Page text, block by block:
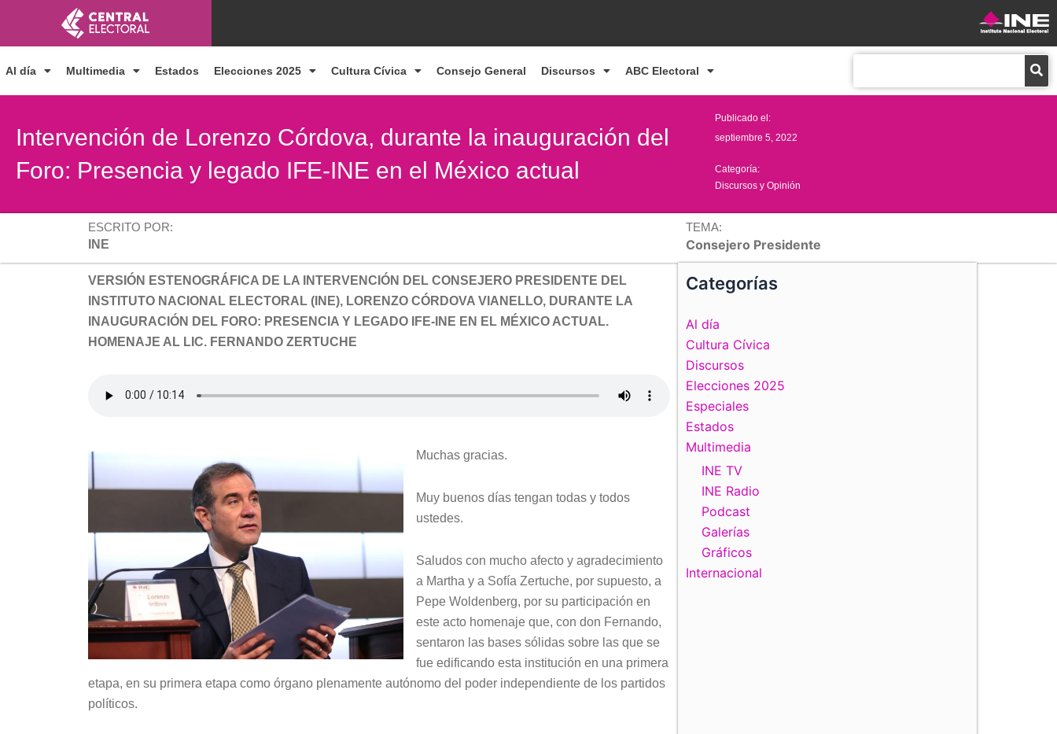
contenido
Al día Multimedia Estados Elecciones 2025 Cultura Cívica Consejo General Discursos ABC Electoral
Intervención de Lorenzo Córdova, durante la inauguración del
Foro: Presencia y legado IFE-INE en el México actual
Publicado el:
septiembre 5, 2022
Categoría:
Discursos y Opinión
ESCRITO POR:
INE
TEMA:
Consejero Presidente
VERSIÓN ESTENOGRÁFICA DE LA INTERVENCIÓN DEL CONSEJERO PRESIDENTE DEL
INSTITUTO NACIONAL ELECTORAL (INE), LORENZO CÓRDOVA VIANELLO, DURANTE LA
INAUGURACIÓN DEL FORO: PRESENCIA Y LEGADO IFE-INE EN EL MÉXICO ACTUAL.
HOMENAJE AL LIC. FERNANDO ZERTUCHE
Muchas gracias.
Muy buenos días tengan todas y todos
ustedes.
Saludos con mucho afecto y agradecimiento
a Martha y a Sofía Zertuche, por supuesto, a
Pepe Woldenberg, por su participación en
este acto homenaje que, con don Fernando,
sentaron las bases sólidas sobre las que se
fue edificando esta institución en una primera
etapa, en su primera etapa como órgano plenamente autónomo del poder independiente de los partidos
políticos.
Categorías
Al día
Cultura Cívica
Discursos
Elecciones 2025
Especiales
Estados
Multimedia
INE TV
INE Radio
Podcast
Galerías
Gráficos
Internacional